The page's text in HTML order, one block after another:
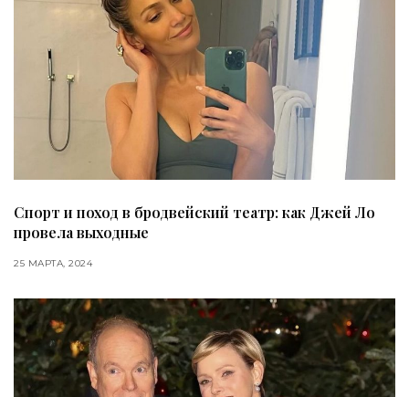
Спорт и поход в бродвейский театр: как Джей Ло
провела выходные
25 МАРТА, 2024